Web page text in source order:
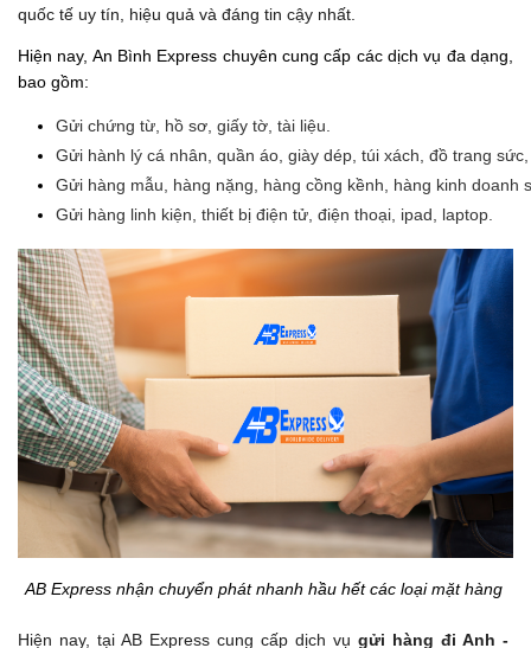
quốc tế uy tín, hiệu quả và đáng tin cậy nhất.
Hiện nay, An Bình Express chuyên cung cấp các dịch vụ đa dạng,
bao gồm:
Gửi chứng từ, hồ sơ, giấy tờ, tài liệu.
Gửi hành lý cá nhân, quần áo, giày dép, túi xách, đồ trang
Gửi hàng mẫu, hàng nặng, hàng cồng kềnh, hàng kinh doanh
Gửi hàng linh kiện, thiết bị điện tử, điện thoại, ipad, laptop.
AB Express nhận chuyển phát nhanh hầu hết các loại mặt hàng
Hiện nay, tại AB Express cung cấp dịch vụ gửi hàng đi Anh -